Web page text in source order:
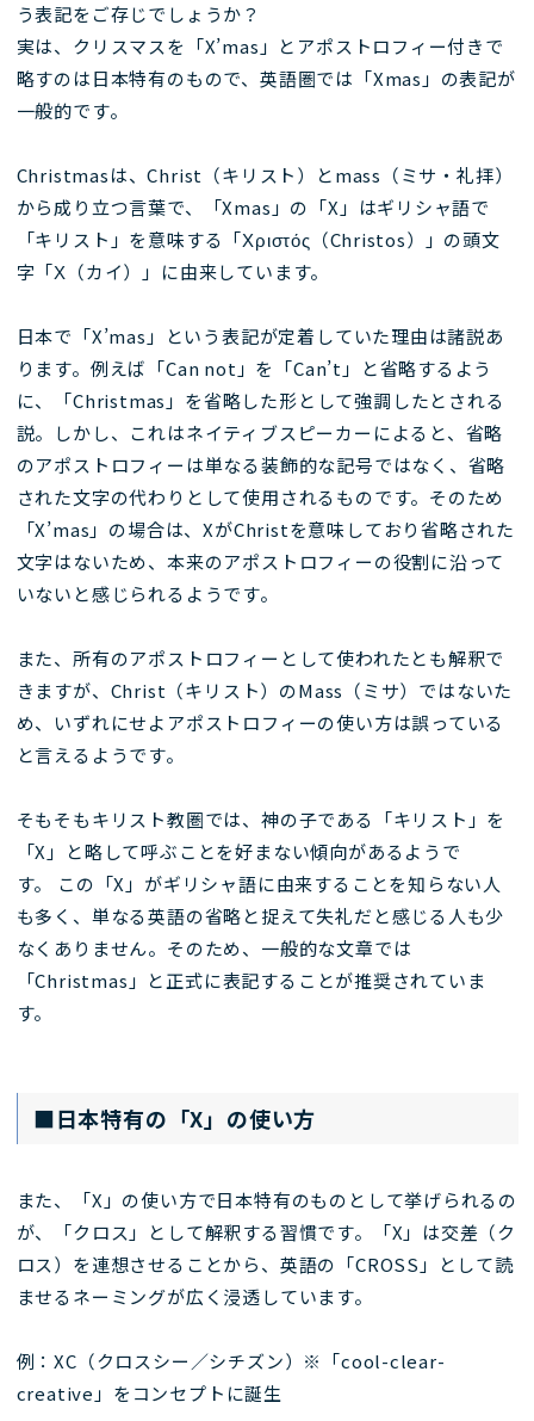
う表記をご存じでしょうか？
実は、クリスマスを「X’mas」とアポストロフィー付きで
略すのは日本特有のもので、英語圏では「Xmas」の表記が
一般的です。
Christmasは、Christ（キリスト）とmass（ミサ・礼拝）
から成り立つ言葉で、「Xmas」の「X」はギリシャ語で
「キリスト」を意味する「Χριστός（Christos）」の頭文
字「Χ（カイ）」に由来しています。
日本で「X’mas」という表記が定着していた理由は諸説あ
ります。例えば「Can not」を「Can’t」と省略するよう
に、「Christmas」を省略した形として強調したとされる
説。しかし、これはネイティブスピーカーによると、省略
のアポストロフィーは単なる装飾的な記号ではなく、省略
された文字の代わりとして使用されるものです。そのため
「X’mas」の場合は、XがChristを意味しており省略された
文字はないため、本来のアポストロフィーの役割に沿って
いないと感じられるようです。
また、所有のアポストロフィーとして使われたとも解釈で
きますが、Christ（キリスト）のMass（ミサ）ではないた
め、いずれにせよアポストロフィーの使い方は誤っている
と言えるようです。
そもそもキリスト教圏では、神の子である「キリスト」を
「X」と略して呼ぶことを好まない傾向があるようで
す。 この「X」がギリシャ語に由来することを知らない人
も多く、単なる英語の省略と捉えて失礼だと感じる人も少
なくありません。そのため、一般的な文章では
「Christmas」と正式に表記することが推奨されていま
す。
■日本特有の「X」の使い方
また、「X」の使い方で日本特有のものとして挙げられるの
が、「クロス」として解釈する習慣です。「X」は交差（ク
ロス）を連想させることから、英語の「CROSS」として読
ませるネーミングが広く浸透しています。
例：XC（クロスシー／シチズン）※「cool-clear-
creative」をコンセプトに誕生